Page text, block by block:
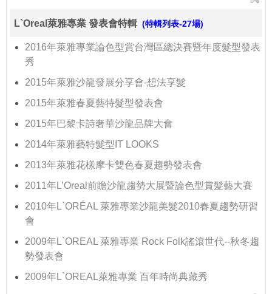
L`Oreal萊雅專業 發表會特輯 (特輯列表-27場)
2016年萊雅專業論色型賞台灣區總決賽暨年度髮型發表
秀
2015年萊雅沙龍發展分享會-想法享髮
2015年萊雅春夏藝特髮型發表會
2015年巴黎卡詩奢華沙龍品牌大會
2014年萊雅藝特髮型IT LOOKS
2013年萊雅花樣摩卡雙色春夏趨勢發表會
2011年L’Oreal前瞻沙龍趨勢大展暨論色型賞髮藝大賽
2010年L`ORÉAL 萊雅專業沙龍美髮2010春夏趨勢研習
會
2009年L`OREAL 萊雅專業 Rock Folk謠滾世代--秋冬趨
勢發表會
2009年L`OREAL萊雅專業 百年時尚典藏秀